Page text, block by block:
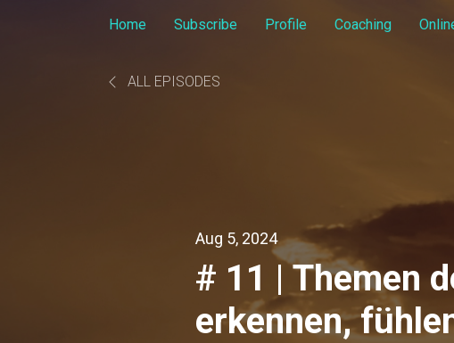
Home Subscribe Profile Coaching
ALL EPISODES
Aug 5, 2024
# 11 | Themen
erkennen,